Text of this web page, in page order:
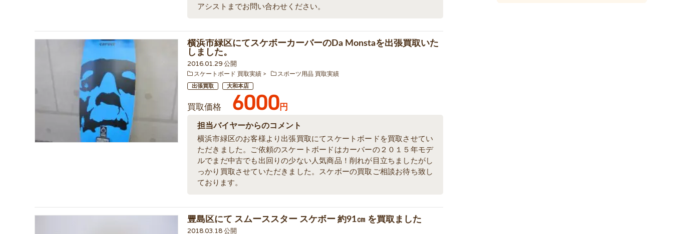
アシストまでお問い合わせください。
横浜市緑区にてスケボーカーバーのDa Monstaを出張買取いた
しました。
2016.01.29 公開
スケートボード 買取実績 スポーツ用品 買取実績
出張買取 大和本店
買取価格 6000円
担当バイヤーからのコメント
横浜市緑区のお客様より出張買取にてスケートボードを買取させてい
ただきました。ご依頼のスケートボードはカーバーの２０１５年モデ
ルでまだ中古でも出回りの少ない人気商品！削れが目立ちましたがし
っかり買取させていただきました。スケボーの買取ご相談お待ち致し
ております。
豊島区にて スムーススター スケボー 約91㎝ を買取ました
2018.03.18 公開